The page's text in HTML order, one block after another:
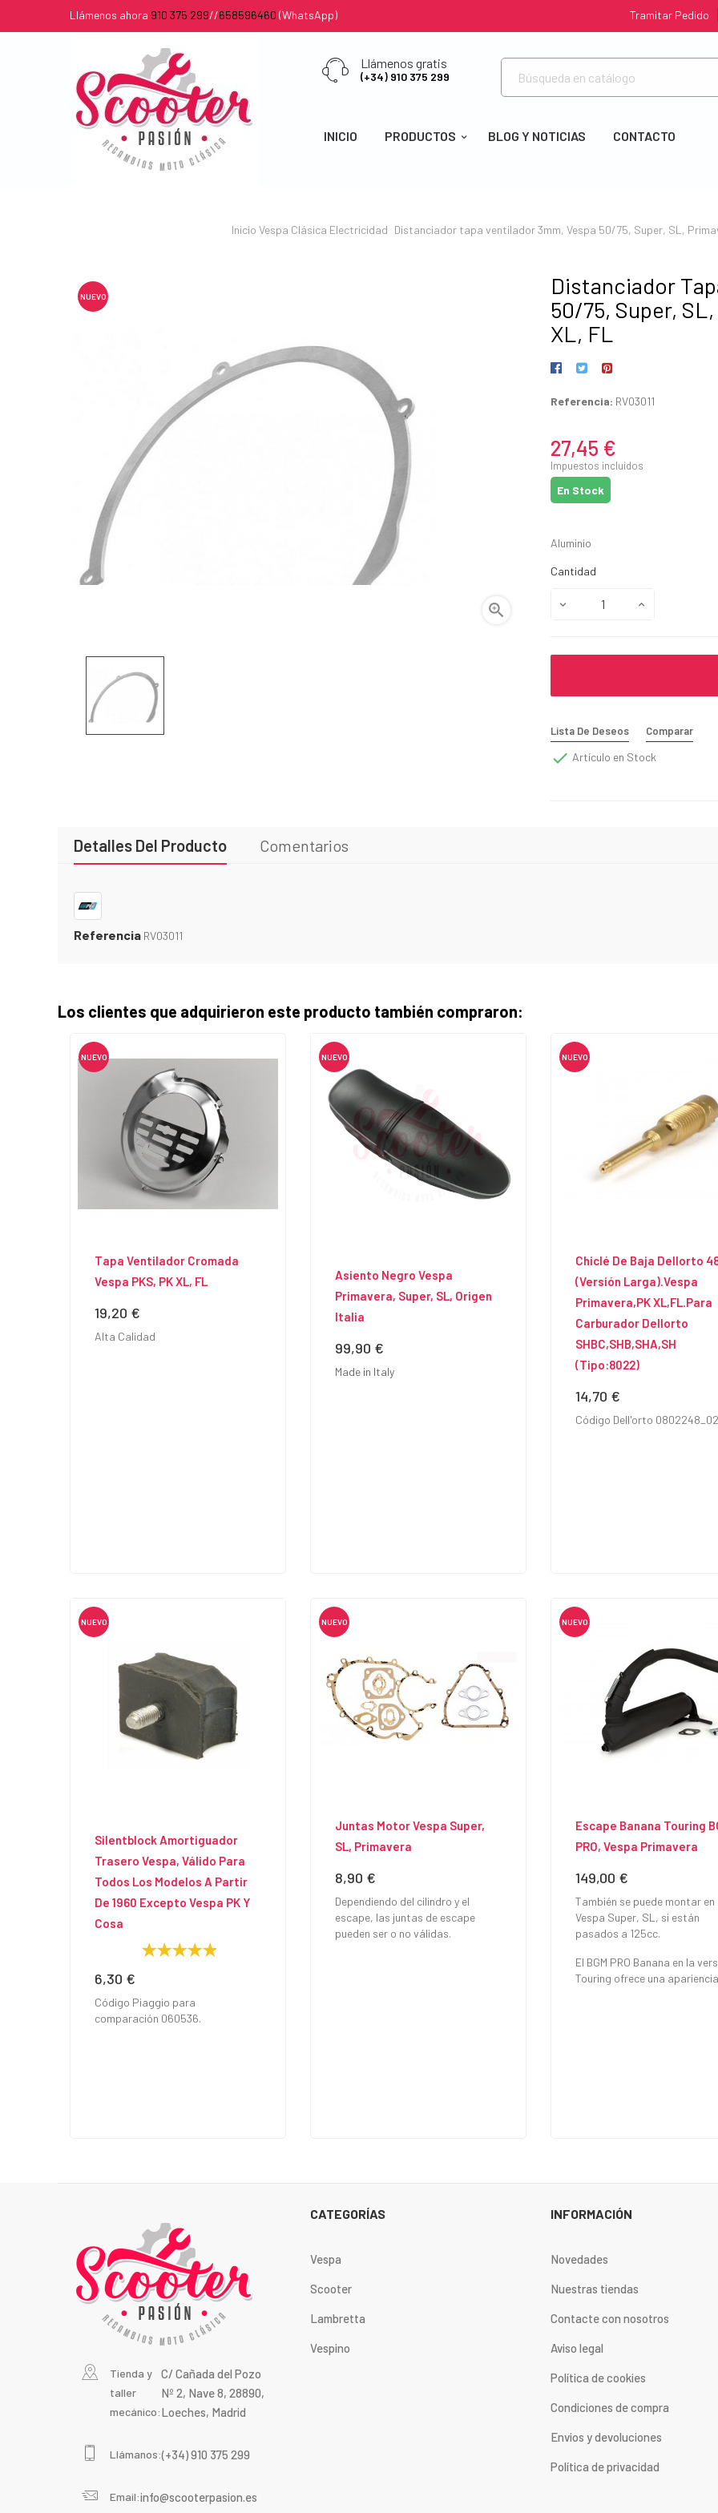
Llámenos ahora 910 375 299//658596460 (WhatsApp) Tramitar Pedido
Llámenos gratis
(+34) 910 375 299
INICIO PRODUCTOS BLOG Y NOTICIAS CONTACTO
Inicio Vespa Clásica Electricidad Distanciador tapa ventilador 3mm, Vespa 50/75, Super, SL,
NUEVO

Distanciador
50/75, Super,
XL, FL
Referencia: RV03011
27,45 €
Impuestos incluidos
En Stock
Aluminio
Cantidad
Lista De Deseos Comparar
 Artículo en Stock
Detalles Del Producto Comentarios
Referencia RV03011
Los clientes que adquirieron este producto también compraron:
NUEVO
Tapa Ventilador Cromada
Vespa PKS, PK XL, FL
Precio
19,20 €
Alta Calidad
NUEVO
Asiento Negro Vespa
Primavera, Super, SL, Origen
Italia
Precio
99,90 €
Made in Italy
NUEVO
Chiclé De Baja Dellorto
(versión Larga).Vespa
Primavera,PK XL,FL.Para
Carburador Dellorto
SHBC,SHB,SHA,SH
(tipo:8022)
Precio
14,70 €
Código Dell'orto 0802248_02
NUEVO
Silentblock Amortiguador
Trasero Vespa, Válido Para
Todos Los Modelos A Partir
De 1960 Excepto Vespa PK Y
Cosa
Precio
6,30 €
Código Piaggio para
comparación 060536.
NUEVO
Juntas Motor Vespa Super,
SL, Primavera
Precio
8,90 €
Dependiendo del cilindro y el
escape, las juntas de escape
pueden ser o no válidas.
NUEVO
Escape Banana Touring
PRO, Vespa Primavera
Precio
149,00 €
También se puede montar en
Vespa Super, SL, si están
pasados a 125cc.
El BGM PRO Banana en la
Touring ofrece una
Tienda y
taller
mecánico:
C/ Cañada del Pozo
Nº 2, Nave 8, 28890,
Loeches, Madrid
Llámanos:(+34) 910 375 299
Email:info@scooterpasion.es
CATEGORÍAS
Vespa
Scooter
Lambretta
Vespino
INFORMACIÓN
Novedades
Nuestras tiendas
Contacte con nosotros
Aviso legal
Política de cookies
Condiciones de compra
Envios y devoluciones
Política de privacidad